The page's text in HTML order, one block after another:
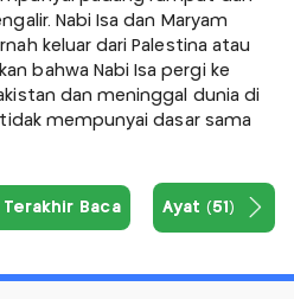
Nabi Isa dan Maryam
keluar dari Palestina atau
bahwa Nabi Isa pergi ke
dan meninggal dunia di
mempunyai dasar sama
Terakhir Baca Ayat (51)